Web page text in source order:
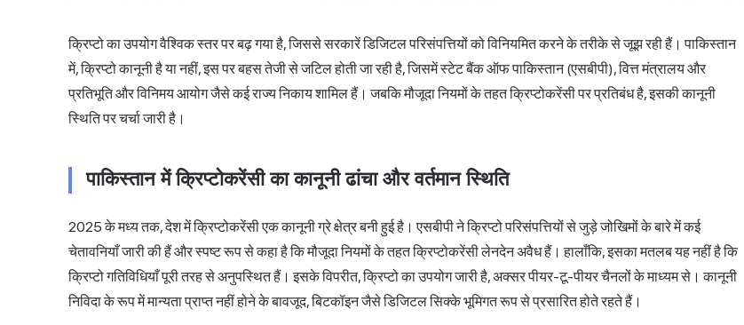
क्रिप्टो का उपयोग वैश्विक स्तर पर बढ़ गया है, जिससे सरकारें डिजिटल परिसंपत्तियों को विनियमित करने के तरीके से जूझ रही हैं। पाकिस्तान
में, क्रिप्टो कानूनी है या नहीं, इस पर बहस तेजी से जटिल होती जा रही है, जिसमें स्टेट बैंक ऑफ पाकिस्तान (एसबीपी), वित्त मंत्रालय और
प्रतिभूति और विनिमय आयोग जैसे कई राज्य निकाय शामिल हैं। जबकि मौजूदा नियमों के तहत क्रिप्टोकरेंसी पर प्रतिबंध है, इसकी कानूनी
स्थिति पर चर्चा जारी है।
पाकिस्तान में क्रिप्टोकरेंसी का कानूनी ढांचा और वर्तमान स्थिति
2025 के मध्य तक, देश में क्रिप्टोकरेंसी एक कानूनी ग्रे क्षेत्र बनी हुई है। एसबीपी ने क्रिप्टो परिसंपत्तियों से जुड़े जोखिमों के बारे में कई
चेतावनियाँ जारी की हैं और स्पष्ट रूप से कहा है कि मौजूदा नियमों के तहत क्रिप्टोकरेंसी लेनदेन अवैध हैं। हालाँकि, इसका मतलब यह नहीं है कि
क्रिप्टो गतिविधियाँ पूरी तरह से अनुपस्थित हैं। इसके विपरीत, क्रिप्टो का उपयोग जारी है, अक्सर पीयर-टू-पीयर चैनलों के माध्यम से। कानूनी
निविदा के रूप में मान्यता प्राप्त नहीं होने के बावजूद, बिटकॉइन जैसे डिजिटल सिक्के भूमिगत रूप से प्रसारित होते रहते हैं।